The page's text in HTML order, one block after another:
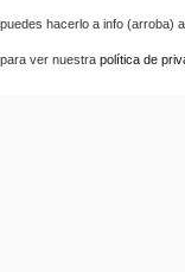
puedes hacerlo a info (arroba)
para ver nuestra política de